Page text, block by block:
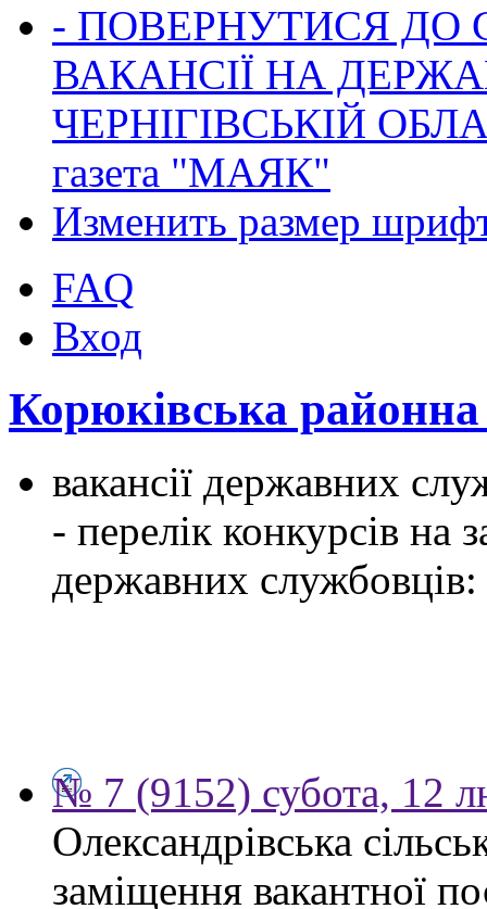
- ПОВЕРНУТИСЯ ДО
ВАКАНСІЇ НА
ЧЕРНІГІВСЬКІЙ
газета "МАЯК"
Изменить размер
FAQ
Вход
Корюківська
вакансії державних
- перелік конкурсів на
державних службовців:
№ 7 (9152) субота, 12
Олександрівська
заміщення вакантної